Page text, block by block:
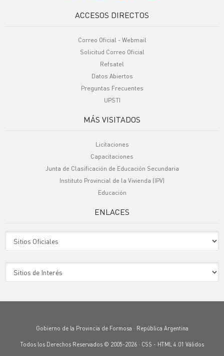
ACCESOS DIRECTOS
Correo Oficial - Webmail
Solicitud Correo Oficial
Refsatel
Datos Abiertos
Preguntas Frecuentes
UPSTI
MÁS VISITADOS
Licitaciones
Capacitaciones
Junta de Clasificación de Educación Secundaria
Instituto Provincial de la Vivienda (IPV)
Educación
ENLACES
Gobierno de la Provincia de Formosa · República Argentina
Todos los Derechos Reservados © 2005-2026 · CSS - HTML 4.01 Válidos